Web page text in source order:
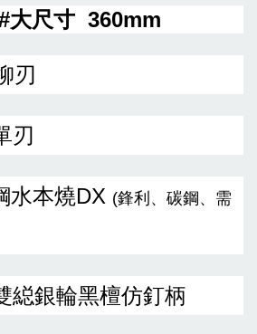
大尺寸 360mm
刃
刃
水本燒DX (鋒利、碳鋼、需
縂銀輪黑檀仿釘柄